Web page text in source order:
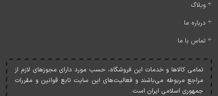
وبلاگ
درباره ما
تماس با ما
تمامی کالاها و خدمات اين فروشگاه، حسب مورد دارای مجوزهای لازم از
مراجع مربوطه می‌باشند و فعاليت‌های اين سايت تابع قوانين و مقررات
جمهوری اسلامی ايران است.